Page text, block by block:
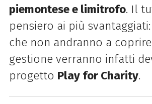
piemontese e limitrofo. Il
pensiero ai più
che non andranno a
gestione verranno infatti
progetto Play for Charity.